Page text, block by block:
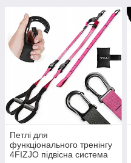
Петлі для
функціонального тренінгу
4FIZJO підвісна система